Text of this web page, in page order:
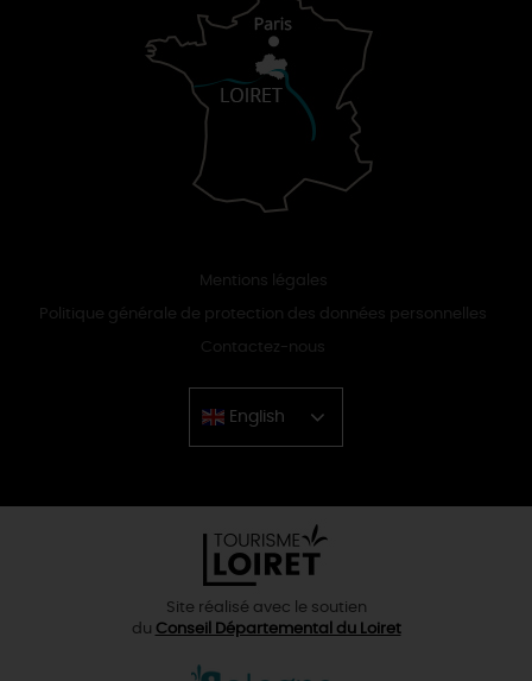
Mentions légales
Politique générale de protection des données personnelles
Contactez-nous
English
Chinese
Site réalisé avec le soutien
du Conseil Départemental du Loiret